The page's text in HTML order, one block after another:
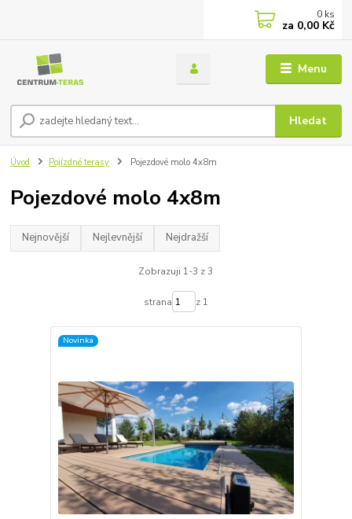
Menu
Hledat
0 ks
za 0,00 Kč
Úvod Pojízdné terasy Pojezdové molo 4x8m
Pojezdové molo 4x8m
Nejnovější Nejlevnější Nejdražší
Zobrazuji 1-3 z 3
strana z 1
Novinka